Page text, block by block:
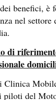
benefici, è
nel settore
di
piloti del